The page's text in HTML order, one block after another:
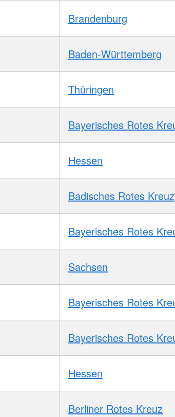
Brandenburg
Baden-Württemberg
Thüringen
Bayerisches Rotes
Hessen
Badisches Rotes Kreuz
Bayerisches Rotes
Sachsen
Bayerisches Rotes
Bayerisches Rotes
Hessen
Berliner Rotes Kreuz